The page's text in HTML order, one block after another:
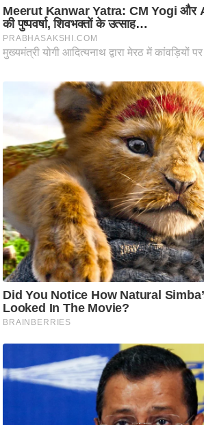
स
मी
क्षा
र्म
ष
प्र
भु
म
हि
मा
/
ध
र्म
स्थ
ल
व्र
त्यो